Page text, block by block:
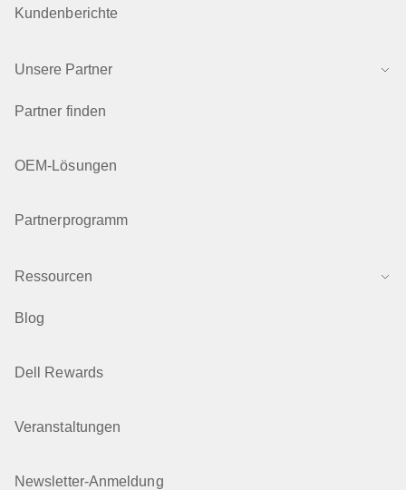
Kundenberichte
Unsere Partner
Partner finden
OEM-Lösungen
Partnerprogramm
Ressourcen
Blog
Dell Rewards
Veranstaltungen
Newsletter-Anmeldung